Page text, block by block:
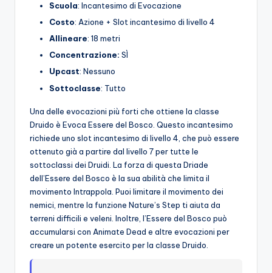
Scuola: Incantesimo di Evocazione
Costo: Azione + Slot incantesimo di livello 4
Allineare: 18 metri
Concentrazione: SÌ
Upcast: Nessuno
Sottoclasse: Tutto
Una delle evocazioni più forti che ottiene la classe
Druido è Evoca Essere del Bosco. Questo incantesimo
richiede uno slot incantesimo di livello 4, che può essere
ottenuto già a partire dal livello 7 per tutte le
sottoclassi dei Druidi. La forza di questa Driade
dell’Essere del Bosco è la sua abilità che limita il
movimento Intrappola. Puoi limitare il movimento dei
nemici, mentre la funzione Nature’s Step ti aiuta da
terreni difficili e veleni. Inoltre, l’Essere del Bosco può
accumularsi con Animate Dead e altre evocazioni per
creare un potente esercito per la classe Druido.